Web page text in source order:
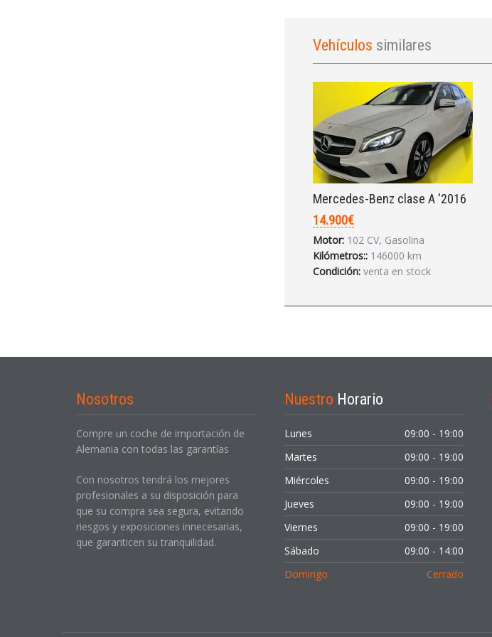
Vehículos similares
Mercedes-Benz clase A '2016
14.900€
Motor: 102 CV, Gasolina
Kilómetros:: 146000 km
Condición: venta en stock
Nosotros
Compre un coche de importación de
Alemania con todas las garantías
Con nosotros tendrá los mejores
profesionales a su disposición para
que su compra sea segura, evitando
riesgos y exposiciones innecesarias,
que garanticen su tranquilidad.
Nuestro Horario
Lunes
09:00 - 19:00
Martes
09:00 - 19:00
Miércoles
09:00 - 19:00
Jueves
09:00 - 19:00
Viernes
09:00 - 19:00
Sábado
09:00 - 14:00
Domingo
Cerrado